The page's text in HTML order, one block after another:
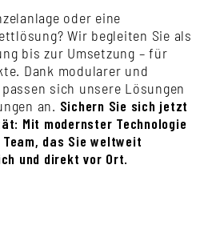
oder eine
Wir begleiten Sie als
bis zur Umsetzung – für
Dank modularer und
sich unsere Lösungen
an. Sichern Sie sich jetzt
Mit modernster Technologie
das Sie weltweit
und direkt vor Ort.